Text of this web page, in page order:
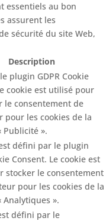
essentiels au bon
assurent les
sécurité du site Web,
Description
plugin GDPR Cookie
cookie est utilisé pour
le consentement de
pour les cookies de la
Publicité ».
défini par le plugin
Consent. Le cookie est
stocker le consentement
pour les cookies de la
Analytiques ».
défini par le